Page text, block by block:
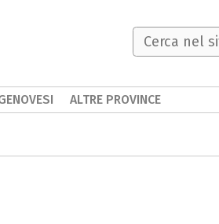
ALTRE PROVINCE